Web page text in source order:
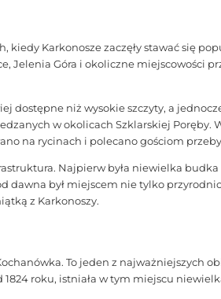
kiedy Karkonosze zaczęły stawać się
Jelenia Góra i okoliczne miejscowości
dostępne niż wysokie szczyty, a
w okolicach Szklarskiej Poręby.
na rycinach i polecano gościom
Najpierw była niewielka
dawna był miejscem nie tylko
z Karkonoszy.
To jeden z najważniejszych
1824 roku, istniała w tym miejscu